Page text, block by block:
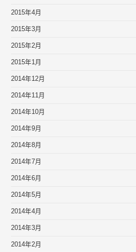
2015年4月
2015年3月
2015年2月
2015年1月
2014年12月
2014年11月
2014年10月
2014年9月
2014年8月
2014年7月
2014年6月
2014年5月
2014年4月
2014年3月
2014年2月